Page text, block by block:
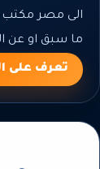
الى مصر مكتب
ما سبق او عن
تعرف على